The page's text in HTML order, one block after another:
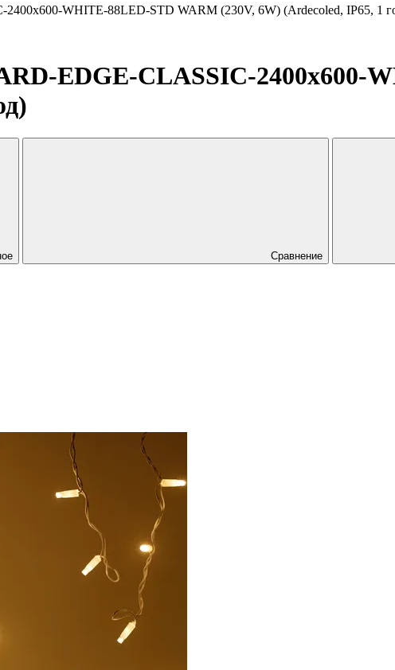
WHITE-88LED-STD WARM (230V, 6W) (Ardecoled, IP65, 1
EDGE-CLASSIC-2400x600-
Сравнение